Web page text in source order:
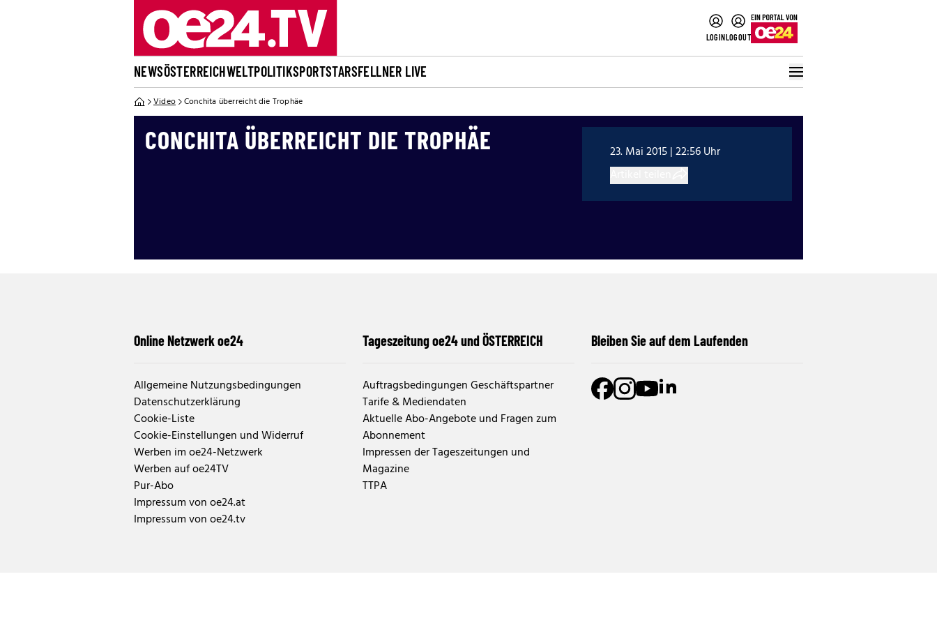
LOGINLOGOUT
NEWSÖSTERREICHWELTPOLITIKSPORTSTARSFELLNER LIVE
Video Conchita überreicht die Trophäe
CONCHITA ÜBERREICHT DIE TROPHÄE
23. Mai 2015 | 22:56 Uhr
Online Netzwerk oe24
Allgemeine Nutzungsbedingungen
Datenschutzerklärung
Cookie-Liste
Cookie-Einstellungen und Widerruf
Werben im oe24-Netzwerk
Werben auf oe24TV
Pur-Abo
Impressum von oe24.at
Impressum von oe24.tv
Tageszeitung oe24 und ÖSTERREICH
Auftragsbedingungen Geschäftspartner
Tarife & Mediendaten
Aktuelle Abo-Angebote und Fragen zum
Abonnement
Impressen der Tageszeitungen und
Magazine
TTPA
Bleiben Sie auf dem Laufenden